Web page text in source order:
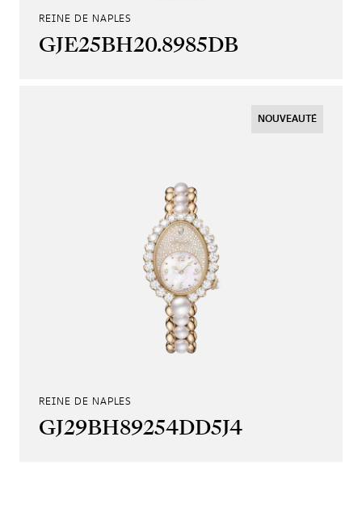
REINE DE NAPLES
GJE25BH20.8985DB
REINE DE NAPLES
GJ29BH89254DD5J4
NOUVEAUTÉ